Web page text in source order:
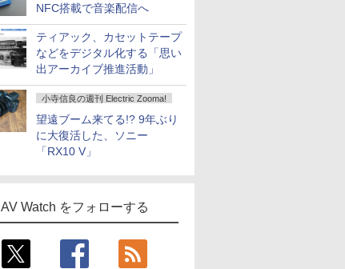
NFC搭載で音楽配信へ
ティアック、カセットテープ
などをデジタル化する「思い
出アーカイブ推進活動」
小寺信良の週刊 Electric Zooma!
望遠ブーム来てる!? 9年ぶり
に大復活した、ソニー
「RX10 V」
AV Watch をフォローする